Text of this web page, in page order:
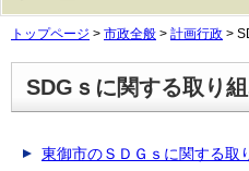
トップページ > 市政全般 > 計画行政 >
SDGｓに関する取り
東御市のＳＤＧｓに関する取